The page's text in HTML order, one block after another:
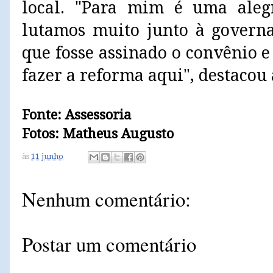
local. "Para mim é uma
lutamos muito junto à
que fosse assinado o convênio
fazer a reforma aqui", destacou
Fonte: Assessoria
Fotos: Matheus Augusto
às 11 junho
Nenhum comentário:
Postar um comentário